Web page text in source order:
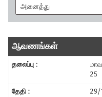
ஆவணங்கள்
25
29/